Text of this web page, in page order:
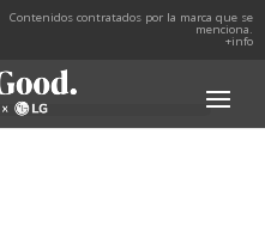
Contenidos contratados por la marca que se
menciona.
+info